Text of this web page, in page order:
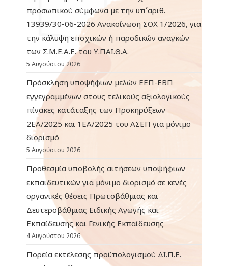
προσωπικού σύμφωνα με την υπ΄αριθ.
13939/30-06-2026 Ανακοίνωση ΣΟΧ 1/2026, για
την κάλυψη εποχικών ή παροδικών αναγκών
των Σ.Μ.Ε.Α.Ε. του Υ.ΠΑΙ.Θ.Α.
5 Αυγούστου 2026
Πρόσκληση υποψήφιων μελών ΕΕΠ-ΕΒΠ
εγγεγραμμένων στους τελικούς αξιολογικούς
πίνακες κατάταξης των Προκηρύξεων
2ΕΑ/2025 και 1ΕΑ/2025 του ΑΣΕΠ για μόνιμο
διορισμό
5 Αυγούστου 2026
Προθεσμία υποβολής αιτήσεων υποψήφιων
εκπαιδευτικών για μόνιμο διορισμό σε κενές
οργανικές θέσεις Πρωτοβάθμιας και
Δευτεροβάθμιας Ειδικής Αγωγής και
Εκπαίδευσης και Γενικής Εκπαίδευσης
4 Αυγούστου 2026
Πορεία εκτέλεσης προϋπολογισμού ΔΙ.Π.Ε.